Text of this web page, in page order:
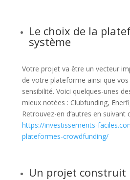
Le choix de la
système
Votre projet va être un vecteur
de votre plateforme ainsi que
sensibilité. Voici quelques-unes
mieux notées : Clubfunding,
Retrouvez-en d’autres en suivant
https://investissements-
plateformes-crowdfunding/
Un projet construit